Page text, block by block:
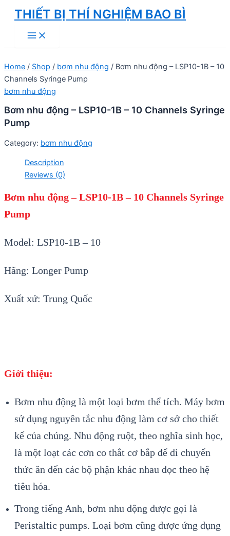
Skip
content
THIẾT BỊ THÍ NGHIỆM BAO BÌ
Main
Menu
Home / Shop / bơm nhu động / Bơm nhu động – LSP10-1B – 10
Channels Syringe Pump
bơm nhu động
Bơm nhu động – LSP10-1B – 10 Channels Syringe
Pump
Category: bơm nhu động
Description
Reviews (0)
Bơm nhu động – LSP10-1B – 10 Channels Syringe
Pump
Model: LSP10-1B – 10
Hãng: Longer Pump
Xuất xứ: Trung Quốc
Giới thiệu:
Bơm nhu động là một loại bơm thể tích. Máy bơm
sử dụng nguyên tắc nhu động làm cơ sở cho thiết
kế của chúng. Nhu động ruột, theo nghĩa sinh học,
là một loạt các cơn co thắt cơ bắp để di chuyển
thức ăn đến các bộ phận khác nhau dọc theo hệ
tiêu hóa.
Trong tiếng Anh, bơm nhu động được gọi là
Peristaltic pumps. Loại bơm cũng được ứng dụng